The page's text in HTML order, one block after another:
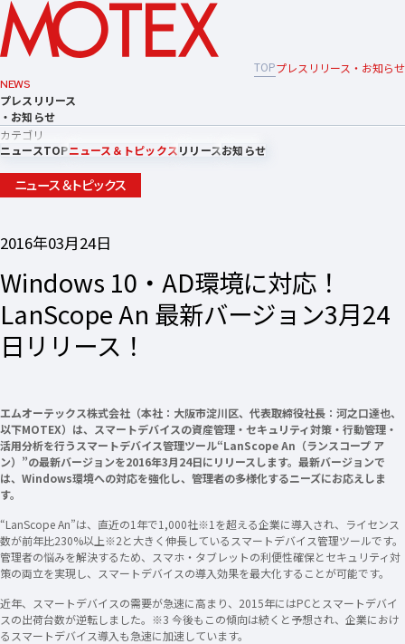
TOPプレスリリース・お知らせ
NEWS
プレスリリース
・お知らせ
カテゴリ
ニュースTOPニュース＆トピックスリリースお知らせ
ニュース＆トピックス
2016年03月24日
Windows 10・AD環境に対応！
LanScope An 最新バージョン3月24
日リリース！
エムオーテックス株式会社（本社：大阪市淀川区、代表取締役社長：河之口達也、
以下MOTEX）は、スマートデバイスの資産管理・セキュリティ対策・行動管理・
活用分析を行うスマートデバイス管理ツール“LanScope An（ランスコープ ア
ン）”の最新バージョンを2016年3月24日にリリースします。最新バージョンで
は、Windows環境への対応を強化し、管理者の多様化するニーズにお応えしま
す。
“LanScope An”は、直近の1年で1,000社※1を超える企業に導入され、ライセンス
数が前年比230%以上※2と大きく伸長しているスマートデバイス管理ツールです。
管理者の悩みを解決するため、スマホ・タブレットの利便性確保とセキュリティ対
策の両立を実現し、スマートデバイスの導入効果を最大化することが可能です。
近年、スマートデバイスの需要が急速に高まり、2015年にはPCとスマートデバイ
スの出荷台数が逆転しました。※3 今後もこの傾向は続くと予想され、企業におけ
るスマートデバイス導入も急速に加速しています。